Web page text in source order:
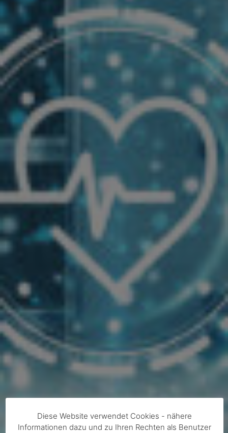
Diese Website verwendet Cookies - nähere
Informationen dazu und zu Ihren Rechten als Benutzer